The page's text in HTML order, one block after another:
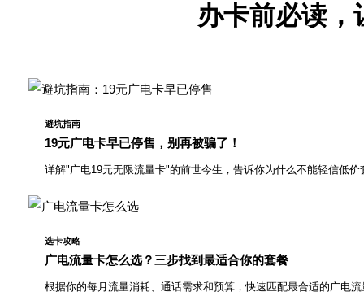
办卡前必读，
避坑指南
19元广电卡早已停售，别再被骗了！
详解"广电19元无限流量卡"的前世今生，告诉你为什么不能轻信低
选卡攻略
广电流量卡怎么选？三步找到最适合你的套餐
根据你的每月流量消耗、通话需求和预算，快速匹配最合适的广电